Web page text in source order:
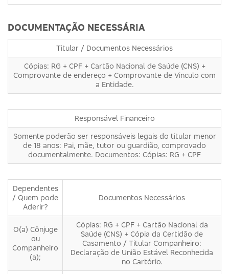
DOCUMENTAÇÃO NECESSÁRIA
Titular / Documentos Necessários
Cópias: RG + CPF + Cartão Nacional de Saúde (CNS) +
Comprovante de endereço + Comprovante de Vinculo com
a Entidade.
Responsável Financeiro
Somente poderão ser responsáveis legais do titular menor
de 18 anos: Pai, mãe, tutor ou guardião, comprovado
documentalmente. Documentos: Cópias: RG + CPF
Dependentes
/ Quem pode
Aderir?
Documentos Necessários
O(a) Cônjuge
ou
Companheiro
(a);
Cópias: RG + CPF + Cartão Nacional da
Saúde (CNS) + Cópia da Certidão de
Casamento / Titular Companheiro:
Declaração de União Estável Reconhecida
no Cartório.